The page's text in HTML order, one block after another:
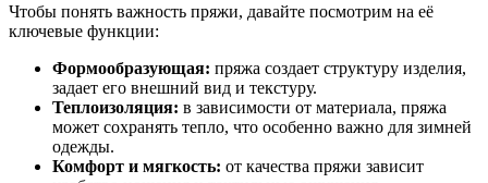
Чтобы понять важность пряжи, давайте посмотрим на её
ключевые функции:
Формообразующая: пряжа создает структуру изделия,
задает его внешний вид и текстуру.
Теплоизоляция: в зависимости от материала, пряжа
может сохранять тепло, что особенно важно для зимней
одежды.
Комфорт и мягкость: от качества пряжи зависит